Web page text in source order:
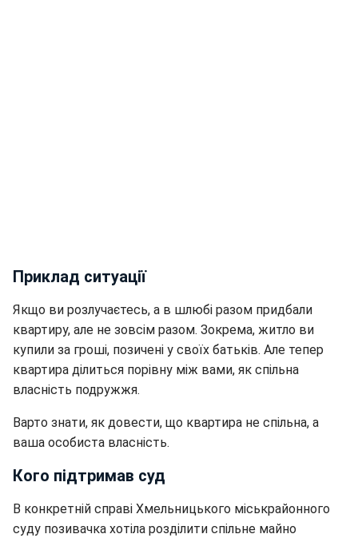
Приклад ситуації
Якщо ви розлучаєтесь, а в шлюбі разом придбали
квартиру, але не зовсім разом. Зокрема, житло ви
купили за гроші, позичені у своїх батьків. Але тепер
квартира ділиться порівну між вами, як спільна
власність подружжя.
Варто знати, як довести, що квартира не спільна, а
ваша особиста власність.
Кого підтримав суд
В конкретній справі Хмельницького міськрайонного
суду позивачка хотіла розділити спільне майно